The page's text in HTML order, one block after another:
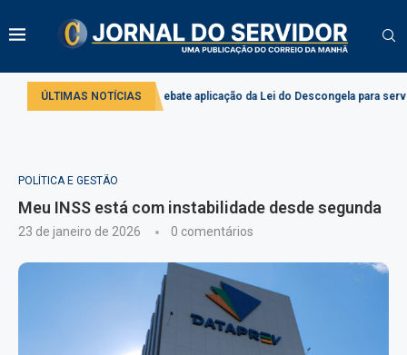
ÚLTIMAS NOTÍCIAS
Comissão debate aplicação da Lei do Descongela para servidores
POLÍTICA E GESTÃO
Meu INSS está com instabilidade desde segunda
23 de janeiro de 2026 0 comentários